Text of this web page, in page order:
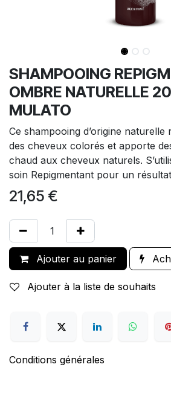
SHAMPOOING
OMBRE NATURELLE
MULATO
Ce shampooing d’origine naturelle
des cheveux colorés et apporte
chaud aux cheveux naturels.
soin Repigmentant pour un
21,65 €
Ajouter au panier
Ajouter à la liste de souhaits
Conditions générales